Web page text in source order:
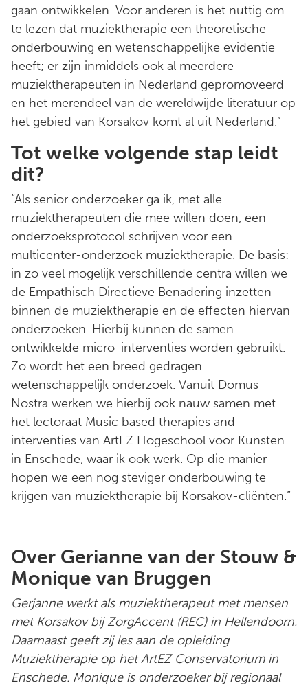
gaan ontwikkelen. Voor anderen is het nuttig om
te lezen dat muziektherapie een theoretische
onderbouwing en wetenschappelijke evidentie
heeft; er zijn inmiddels ook al meerdere
muziektherapeuten in Nederland gepromoveerd
en het merendeel van de wereldwijde literatuur op
het gebied van Korsakov komt al uit Nederland.”
Tot welke volgende stap leidt
dit?
“Als senior onderzoeker ga ik, met alle
muziektherapeuten die mee willen doen, een
onderzoeksprotocol schrijven voor een
multicenter-onderzoek muziektherapie. De basis:
in zo veel mogelijk verschillende centra willen we
de Empathisch Directieve Benadering inzetten
binnen de muziektherapie en de effecten hiervan
onderzoeken. Hierbij kunnen de samen
ontwikkelde micro-interventies worden gebruikt.
Zo wordt het een breed gedragen
wetenschappelijk onderzoek. Vanuit Domus
Nostra werken we hierbij ook nauw samen met
het lectoraat Music based therapies and
interventies van ArtEZ Hogeschool voor Kunsten
in Enschede, waar ik ook werk. Op die manier
hopen we een nog steviger onderbouwing te
krijgen van muziektherapie bij Korsakov-cliënten.”
Over Gerianne van der Stouw &
Monique van Bruggen
Gerjanne werkt als muziektherapeut met mensen
met Korsakov bij ZorgAccent (REC) in Hellendoorn.
Daarnaast geeft zij les aan de opleiding
Muziektherapie op het ArtEZ Conservatorium in
Enschede. Monique is onderzoeker bij regionaal